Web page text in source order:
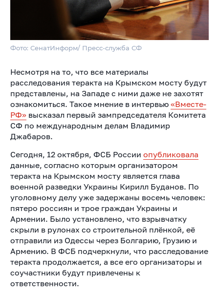
Фото: СенатИнформ/ Пресс-служба СФ
Несмотря на то, что все материалы
расследования теракта на Крымском мосту будут
представлены, на Западе с ними даже не захотят
ознакомиться. Такое мнение в интервью «Вместе-
РФ»высказал первый зампредседателя Комитета
СФ по международным делам Владимир
Джабаров.
Сегодня, 12 октября, ФСБ России опубликовала
данные, согласно которым организатором
теракта на Крымском мосту является глава
военной разведки Украины Кирилл Буданов. По
уголовному делу уже задержаны восемь человек:
пятеро россиян и трое граждан Украины и
Армении. Было установлено, что взрывчатку
скрыли в рулонах со строительной плёнкой, её
отправили из Одессы через Болгарию, Грузию и
Армению. В ФСБ подчеркнули, что расследование
теракта продолжается, а все его организаторы и
соучастники будут привлечены к
ответственности.